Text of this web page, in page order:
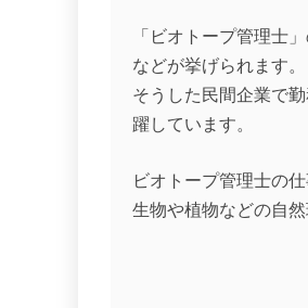
「ビオトープ管理士
などが挙げられます。
そうした民間企業で勤
躍しています。
ビオトープ管理士の
生物や植物などの自